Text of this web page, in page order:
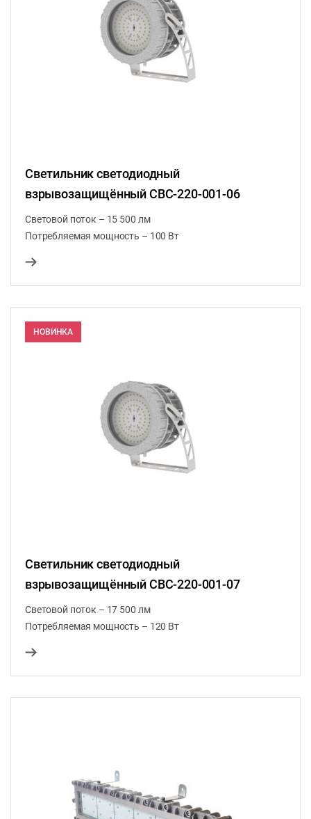
Светильник светодиодный
взрывозащищённый СВС-220-001-06
Световой поток – 15 500 лм
Потребляемая мощность – 100 Вт
НОВИНКА
Светильник светодиодный
взрывозащищённый СВС-220-001-07
Световой поток – 17 500 лм
Потребляемая мощность – 120 Вт